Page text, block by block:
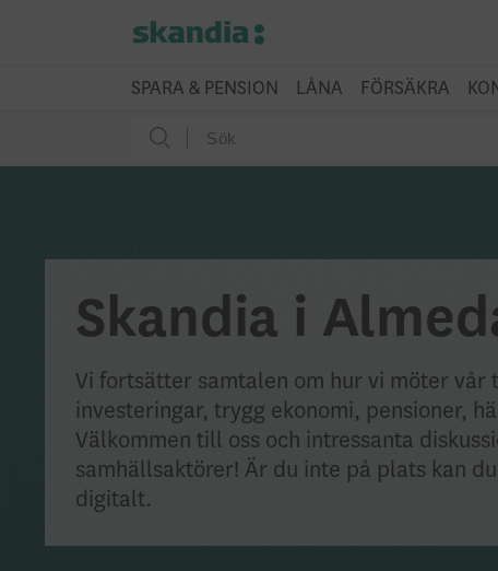
SPARA & PENSION LÅNA FÖRSÄKRA
Skandia i
Vi fortsätter samtalen om hur vi möter vår
investeringar, trygg ekonomi, pensioner,
Välkommen till oss och intressanta
samhällsaktörer! Är du inte på plats kan
digitalt.